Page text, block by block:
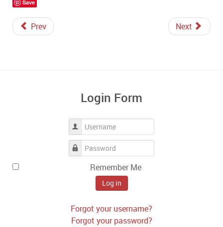
Save
Prev Next
Login Form
Username
Password
Remember Me
Log in
Forgot your username?
Forgot your password?